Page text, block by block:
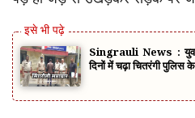
Singrauli News :
दिनों में चढ़ा चितरंगी पुलिस